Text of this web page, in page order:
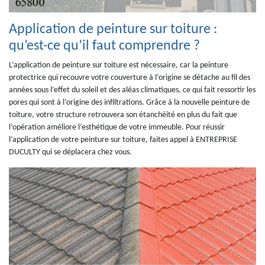
Application de peinture sur toiture :
qu’est-ce qu’il faut comprendre ?
L’application de peinture sur toiture est nécessaire, car la peinture
protectrice qui recouvre votre couverture à l’origine se détache au fil des
années sous l’effet du soleil et des aléas climatiques, ce qui fait ressortir les
pores qui sont à l’origine des infiltrations. Grâce à la nouvelle peinture de
toiture, votre structure retrouvera son étanchéité en plus du fait que
l’opération améliore l’esthétique de votre immeuble. Pour réussir
l’application de votre peinture sur toiture, faites appel à ENTREPRISE
DUCULTY qui se déplacera chez vous.